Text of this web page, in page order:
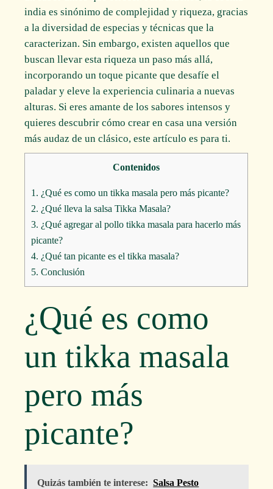
india es sinónimo de complejidad y riqueza, gracias
a la diversidad de especias y técnicas que la
caracterizan. Sin embargo, existen aquellos que
buscan llevar esta riqueza un paso más allá,
incorporando un toque picante que desafíe el
paladar y eleve la experiencia culinaria a nuevas
alturas. Si eres amante de los sabores intensos y
quieres descubrir cómo crear en casa una versión
más audaz de un clásico, este artículo es para ti.
Contenidos
1. ¿Qué es como un tikka masala pero más picante?
2. ¿Qué lleva la salsa Tikka Masala?
3. ¿Qué agregar al pollo tikka masala para hacerlo más
picante?
4. ¿Qué tan picante es el tikka masala?
5. Conclusión
¿Qué es como
un tikka masala
pero más
picante?
Quizás también te interese: Salsa Pesto